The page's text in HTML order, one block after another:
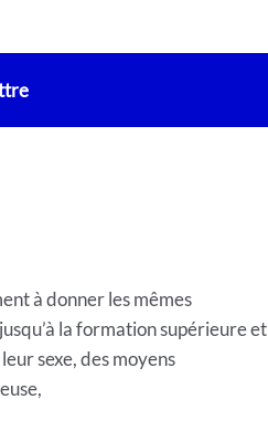
à donner les mêmes
la formation supérieure et
sexe, des moyens